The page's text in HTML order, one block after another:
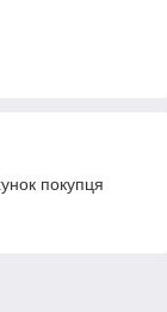
покупця